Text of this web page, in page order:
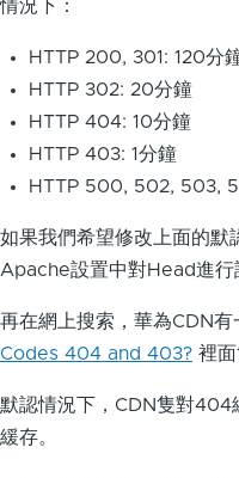
情況下：
HTTP 200, 301: 120分
HTTP 302: 20分鐘
HTTP 404: 10分鐘
HTTP 403: 1分鐘
HTTP 500, 502, 503,
如果我們希望修改上面的默
Apache設置中對Head進行
再在網上搜索，華為CDN有
Codes 404 and 403? 裡面
默認情況下，CDN隻對
緩存。